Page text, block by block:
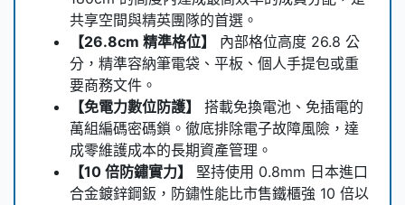
共享空間與精英團隊的首選。
【26.8cm 精準格位】
內部格位高度 26.8 公
分，精準容納筆電袋、平板、個人手提包或重
要商務文件。
【免電力數位防護】
搭載免換電池、免插電的
萬組編碼密碼鎖。徹底排除電子故障風險，達
成零維護成本的長期資產管理。
【10 倍防鏽實力】
堅持使用 0.8mm 日本進口
合金鍍鋅鋼鈑，防鏽性能比市售鐵櫃強 10 倍以